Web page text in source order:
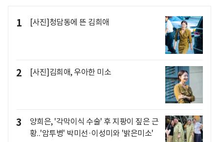
1 [사진]청담동에 뜬 김희애
2 [사진]김희애, 우아한 미소
3
양희은, '각막이식 수술' 후 지팡이 짚은 근
황..'암투병' 박미선·이성미와 '밝은미소'